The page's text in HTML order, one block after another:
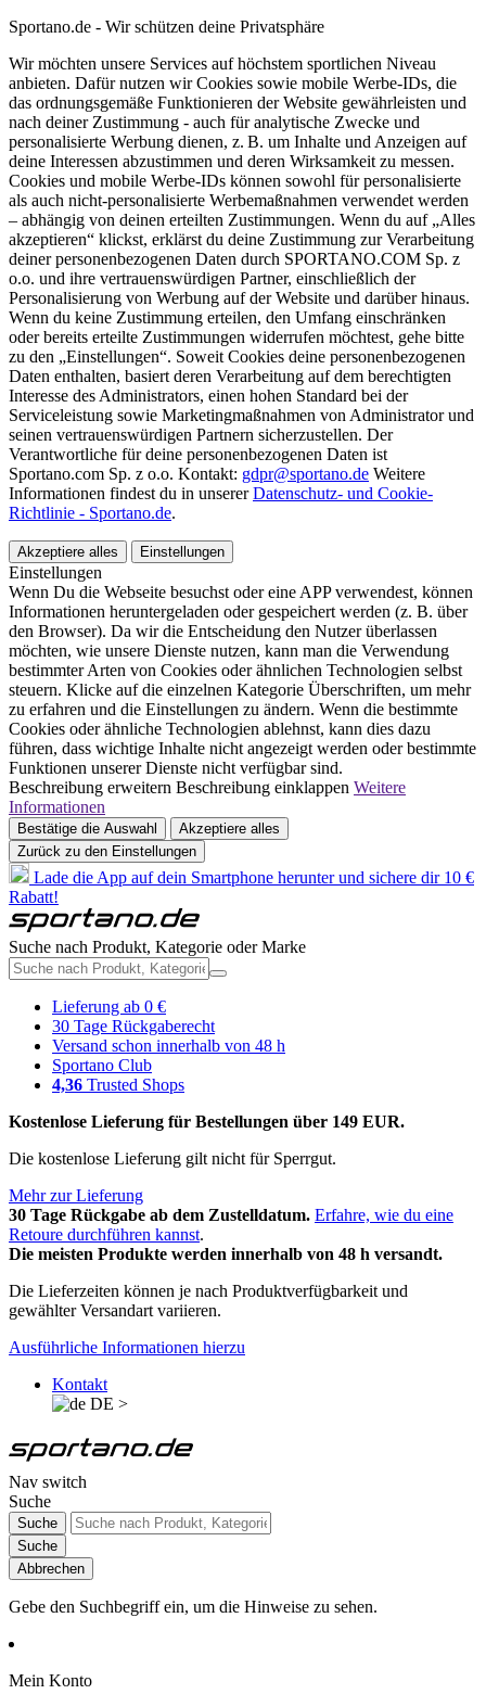
Sportano.de - Wir schützen deine Privatsphäre
Wir möchten unsere Services auf höchstem sportlichen Niveau
anbieten. Dafür nutzen wir Cookies sowie mobile Werbe-IDs, die
das ordnungsgemäße Funktionieren der Website gewährleisten und
nach deiner Zustimmung - auch für analytische Zwecke und
personalisierte Werbung dienen, z. B. um Inhalte und Anzeigen auf
deine Interessen abzustimmen und deren Wirksamkeit zu messen.
Cookies und mobile Werbe-IDs können sowohl für personalisierte
als auch nicht-personalisierte Werbemaßnahmen verwendet werden
– abhängig von deinen erteilten Zustimmungen. Wenn du auf „Alles
akzeptieren“ klickst, erklärst du deine Zustimmung zur Verarbeitung
deiner personenbezogenen Daten durch SPORTANO.COM Sp. z
o.o. und ihre vertrauenswürdigen Partner, einschließlich der
Personalisierung von Werbung auf der Website und darüber hinaus.
Wenn du keine Zustimmung erteilen, den Umfang einschränken
oder bereits erteilte Zustimmungen widerrufen möchtest, gehe bitte
zu den „Einstellungen“. Soweit Cookies deine personenbezogenen
Daten enthalten, basiert deren Verarbeitung auf dem berechtigten
Interesse des Administrators, einen hohen Standard bei der
Serviceleistung sowie Marketingmaßnahmen von Administrator und
seinen vertrauenswürdigen Partnern sicherzustellen. Der
Verantwortliche für deine personenbezogenen Daten ist
Sportano.com Sp. z o.o. Kontakt: gdpr@sportano.de Weitere
Informationen findest du in unsererDatenschutz- und Cookie-
Richtlinie - Sportano.de.
Akzeptiere alles Einstellungen
Einstellungen
Wenn Du die Webseite besuchst oder eine APP verwendest, können
Informationen heruntergeladen oder gespeichert werden (z. B. über
den Browser). Da wir die Entscheidung den Nutzer überlassen
möchten, wie unsere Dienste nutzen, kann man die Verwendung
bestimmter Arten von Cookies oder ähnlichen Technologien selbst
steuern. Klicke auf die einzelnen Kategorie Überschriften, um mehr
zu erfahren und die Einstellungen zu ändern. Wenn die bestimmte
Cookies oder ähnliche Technologien ablehnst, kann dies dazu
führen, dass wichtige Inhalte nicht angezeigt werden oder bestimmte
Funktionen unserer Dienste nicht verfügbar sind.
Beschreibung erweitern Beschreibung einklappen Weitere
Informationen
Bestätige die Auswahl
Akzeptiere alles
Zurück zu den Einstellungen
Lade die App auf dein Smartphone herunter und sichere dir 10 €
Rabatt!
Suche nach Produkt, Kategorie oder Marke
Lieferung ab 0 €
30 Tage Rückgaberecht
Versand schon innerhalb von 48 h
Sportano Club
4,36 Trusted Shops
Kostenlose Lieferung für Bestellungen über 149 EUR.
Die kostenlose Lieferung gilt nicht für Sperrgut.
Mehr zur Lieferung
30 Tage Rückgabe ab dem Zustelldatum. Erfahre, wie du eine
Retoure durchführen kannst.
Die meisten Produkte werden innerhalb von 48 h versandt.
Die Lieferzeiten können je nach Produktverfügbarkeit und
gewählter Versandart variieren.
Ausführliche Informationen hierzu
Kontakt
DE >
Nav switch
Suche
Suche
Suche
Abbrechen
Gebe den Suchbegriff ein, um die Hinweise zu sehen.
Mein Konto